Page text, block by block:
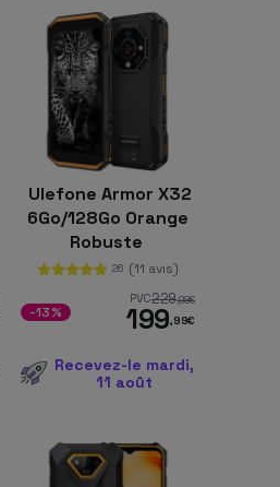
Ulefone Armor X32
6Go/128Go Orange
Robuste
26 (11 avis)
PVC229,98€
199,99€
-13%
Recevez-le mardi,
11 août